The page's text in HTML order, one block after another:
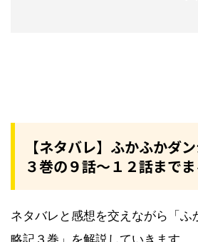
【ネタバレ】ふかふかダ
３巻の９話～１２話まで
ネタバレと感想を交えながら「ふ